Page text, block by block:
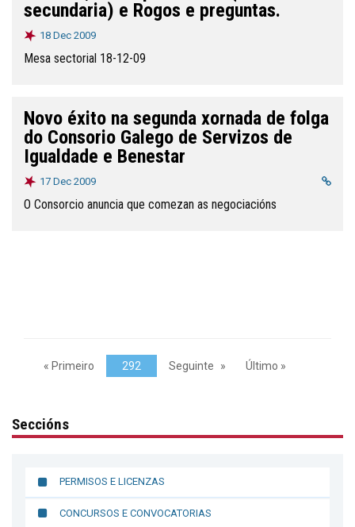
secundaria) e Rogos e preguntas.
18 Dec 2009
Mesa sectorial 18-12-09
Novo éxito na segunda xornada de folga
do Consorio Galego de Servizos de
Igualdade e Benestar
17 Dec 2009
O Consorcio anuncia que comezan as negociacións
« Primeiro 292 Seguinte Último »
Seccións
PERMISOS E LICENZAS
CONCURSOS E CONVOCATORIAS